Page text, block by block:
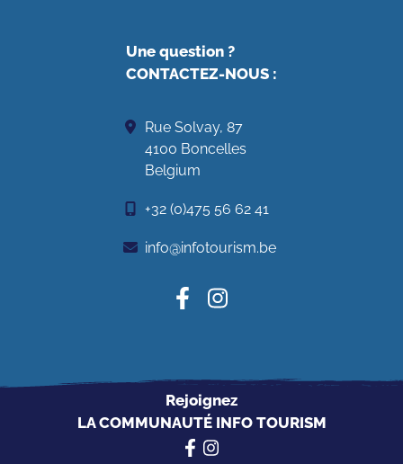
Une question ?
CONTACTEZ-NOUS :
Rue Solvay, 87
4100 Boncelles
Belgium
+32 (0)475 56 62 41
info@infotourism.be
Rejoignez
LA COMMUNAUTÉ INFO TOURISM